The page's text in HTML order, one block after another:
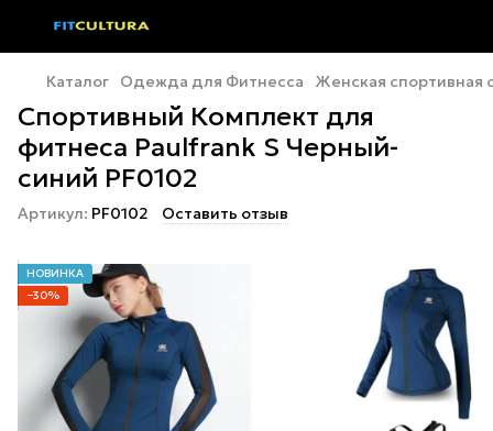
Каталог Одежда для Фитнесса Женская спортивная
Спортивный Комплект для
фитнеса Paulfrank S Черный-
синий PF0102
Артикул: PF0102 Оставить отзыв
НОВИНКА
−30%